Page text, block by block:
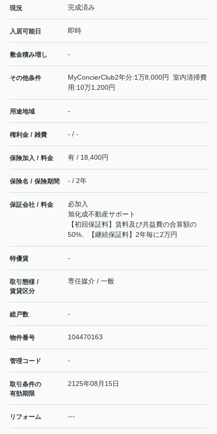
現況 完成済み
入居可能日 即時
敷金積み増し -
その他条件
MyConcierClub2年分:1万8,000円 室内清掃費
用:10万1,200円
用途地域 -
権利金 / 雑費 - / -
保険加入 / 料金 有 / 18,400円
保険名 / 保険期間 - / 2年
保証会社 / 料金
必加入
旭化成不動産サポート
【初回保証料】賃料及び共益費の合算額の
50%、【継続保証料】2年毎に2万円
特優賃 -
取引態様 /
賃貸区分
専任媒介 / 一般
総戸数 -
物件番号 104470163
管理コード -
取引条件の
有効期限
2125年08月15日
リフォーム ---